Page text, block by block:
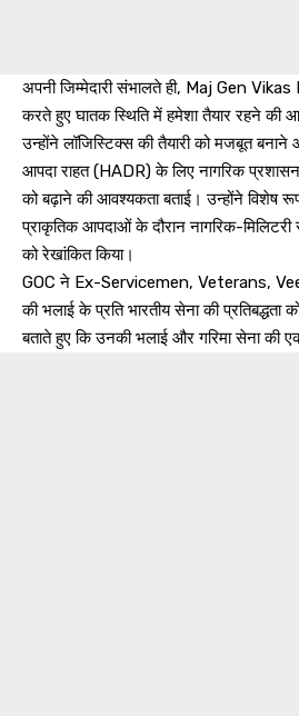
अपनी जिम्मेदारी संभालते ही, Maj Gen
करते हुए घातक स्थिति में हमेशा तैयार रहने की
उन्होंने लॉजिस्टिक्स की तैयारी को मजबूत
आपदा राहत (HADR) के लिए नागरिक
को बढ़ाने की आवश्यकता बताई। उन्होंने विशेष
प्राकृतिक आपदाओं के दौरान नागरिक-मिलिटरी
को रेखांकित किया।
GOC ने Ex-Servicemen, Veterans,
की भलाई के प्रति भारतीय सेना की प्रतिबद्धता
बताते हुए कि उनकी भलाई और गरिमा सेना की